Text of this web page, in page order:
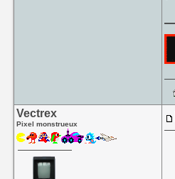
Vectrex
Pixel monstrueux